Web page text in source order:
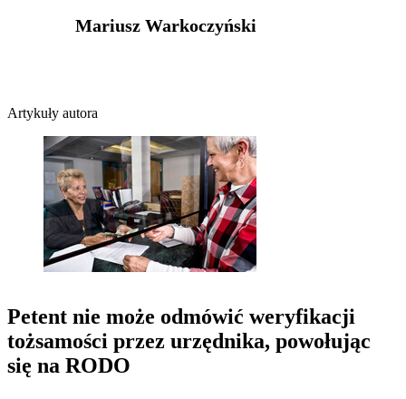
Mariusz Warkoczyński
Artykuły autora
Petent nie może odmówić weryfikacji
tożsamości przez urzędnika, powołując
się na RODO